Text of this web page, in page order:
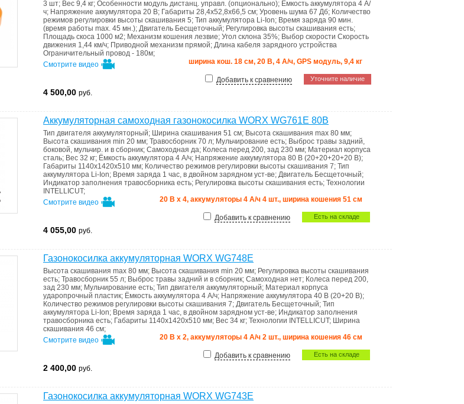
3 шт; Вес 9,4 кг; Особенности модуль дистанц. управл. (опционально); Ёмкость аккумулятора 4 А/
ч; Напряжение аккумулятора 20 В; Габариты 28,4х52,8х66,5 см; Уровень шума 67 Дб; Количество
режимов регулировки высоты скашивания 5; Тип аккумулятора Li-Ion; Время заряда 90 мин.
(время работы max. 45 мн.); Двигатель Бесщеточный; Регулировка высоты скашивания есть;
Площадь скоса 1000 м2; Механизм кошения лезвие; Угол склона 35%; Выбор скорости Скорость
движения 1,44 км/ч; Приводной механизм прямой; Длина кабеля зарядного устройства
Ограничительный провод - 180м;
ширина кош. 18 см, 20 В, 4 А/ч, GPS модуль, 9,4 кг
Смотрите видео
Уточните наличие
Добавить к сравнению
4 500,00 руб.
Аккумуляторная самоходная газонокосилка WORX WG761E 80В
Тип двигателя аккумуляторный; Ширина скашивания 51 см; Высота скашивания max 80 мм;
Высота скашивания min 20 мм; Травосборник 70 л; Мульчирование есть; Выброс травы задний,
боковой, мульчир. и в сборник; Самоходная да; Колеса перед 200, зад 230 мм; Материал корпуса
сталь; Вес 32 кг; Ёмкость аккумулятора 4 А/ч; Напряжение аккумулятора 80 В (20+20+20+20 В);
Габариты 1140х1420х510 мм; Количество режимов регулировки высоты скашивания 7; Тип
аккумулятора Li-Ion; Время заряда 1 час, в двойном зарядном уст-ве; Двигатель Бесщеточный;
Индикатоp запoлнения травoсборника есть; Регулировка высоты скашивания есть; Технологии
INTELLICUT;
20 В х 4, аккумуляторы 4 А/ч 4 шт., ширина кошения 51 см
Смотрите видео
Есть на складе
Добавить к сравнению
4 055,00 руб.
Газонокосилка аккумуляторная WORX WG748E
Высота скашивания max 80 мм; Высота скашивания min 20 мм; Регулировка высоты скашивания
есть; Травосборник 55 л; Выброс травы задний и в сборник; Самоходная нет; Колеса перед 200,
зад 230 мм; Мульчирование есть; Тип двигателя аккумуляторный; Материал корпуса
ударопрочный пластик; Ёмкость аккумулятора 4 А/ч; Напряжение аккумулятора 40 В (20+20 В);
Количество режимов регулировки высоты скашивания 7; Двигатель Бесщеточный; Тип
аккумулятора Li-Ion; Время заряда 1 час, в двойном зарядном уст-ве; Индикатоp запoлнения
травoсборника есть; Габариты 1140х1420х510 мм; Вес 34 кг; Технологии INTELLICUT; Ширина
скашивания 46 см;
20 В х 2, аккумуляторы 4 А/ч 2 шт., ширина кошения 46 см
Смотрите видео
Есть на складе
Добавить к сравнению
2 400,00 руб.
Газонокосилка аккумуляторная WORX WG743E